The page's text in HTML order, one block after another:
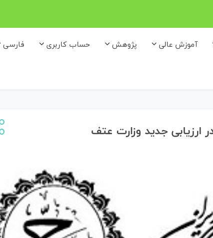
آموزش عالی پژوهش حساب کاربری فارسی